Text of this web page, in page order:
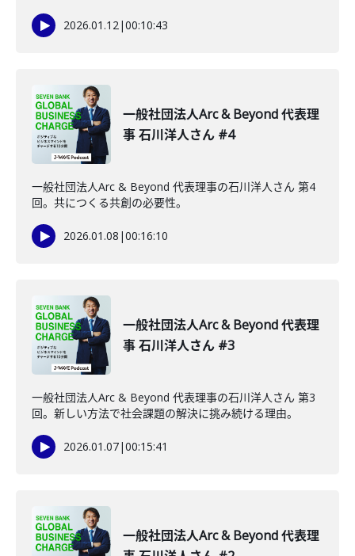
2026.01.12|00:10:43
一般社団法人Arc & Beyond 代表理
事 石川洋人さん #4
一般社団法人Arc & Beyond 代表理事の石川洋人さん 第4
回。共につくる共創の必要性。
2026.01.08 |00:16:10
一般社団法人Arc & Beyond 代表理
事 石川洋人さん #3
一般社団法人Arc & Beyond 代表理事の石川洋人さん 第3
回。新しい方法で社会課題の解決に挑み続ける理由。
2026.01.07|00:15:41
一般社団法人Arc & Beyond 代表理